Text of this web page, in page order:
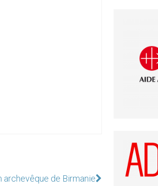
archevêque de Birmanie